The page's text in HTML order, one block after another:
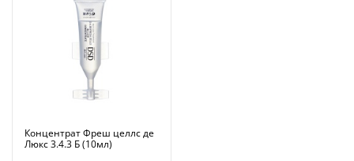
Концентрат Фреш целлс де
Люкс 3.4.3 Б (10мл)